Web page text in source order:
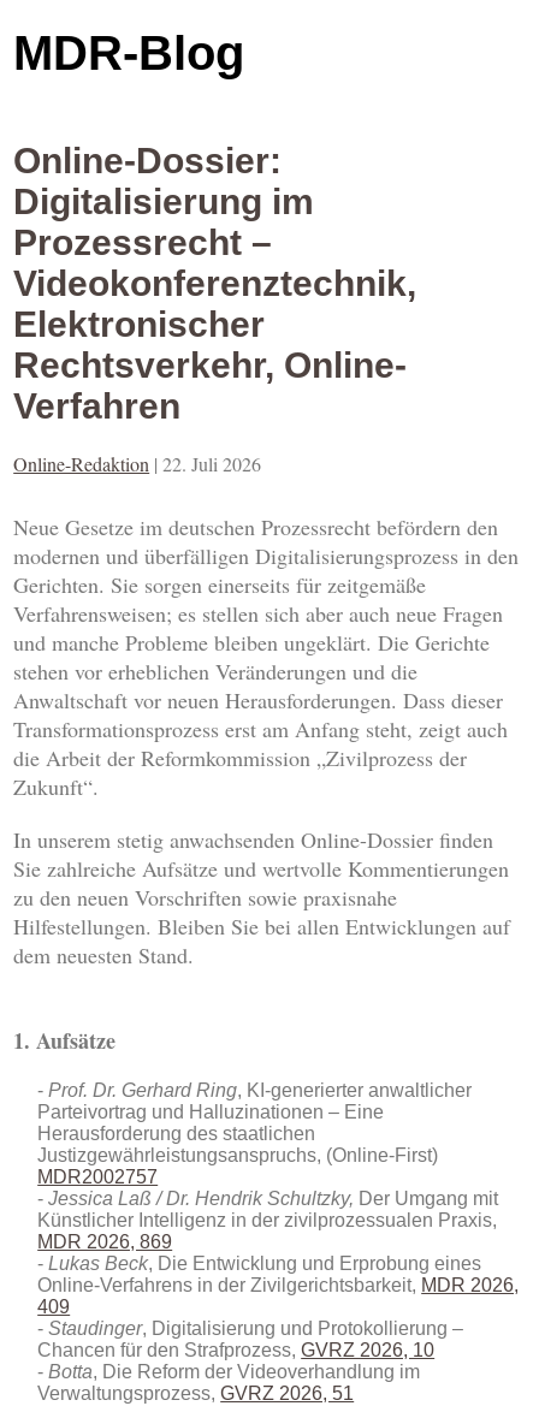
MDR-Blog
Online-Dossier:
Digitalisierung im
Prozessrecht –
Videokonferenztechnik,
Elektronischer
Rechtsverkehr, Online-
Verfahren
Online-Redaktion |22. Juli 2026
Neue Gesetze im deutschen Prozessrecht befördern den
modernen und überfälligen Digitalisierungsprozess in den
Gerichten. Sie sorgen einerseits für zeitgemäße
Verfahrensweisen; es stellen sich aber auch neue Fragen
und manche Probleme bleiben ungeklärt. Die Gerichte
stehen vor erheblichen Veränderungen und die
Anwaltschaft vor neuen Herausforderungen. Dass dieser
Transformationsprozess erst am Anfang steht, zeigt auch
die Arbeit der Reformkommission „Zivilprozess der
Zukunft“.
In unserem stetig anwachsenden Online-Dossier finden
Sie zahlreiche Aufsätze und wertvolle Kommentierungen
zu den neuen Vorschriften sowie praxisnahe
Hilfestellungen. Bleiben Sie bei allen Entwicklungen auf
dem neuesten Stand.
1. Aufsätze
Prof. Dr. Gerhard Ring, KI-generierter anwaltlicher
Parteivortrag und Halluzinationen – Eine
Herausforderung des staatlichen
Justizgewährleistungsanspruchs, (Online-First)
MDR2002757
Jessica Laß / Dr. Hendrik Schultzky, Der Umgang mit
Künstlicher Intelligenz in der zivilprozessualen Praxis,
MDR 2026, 869
Lukas Beck, Die Entwicklung und Erprobung eines
Online-Verfahrens in der Zivilgerichtsbarkeit, MDR 2026,
409
Staudinger, Digitalisierung und Protokollierung –
Chancen für den Strafprozess,GVRZ 2026, 10
Botta, Die Reform der Videoverhandlung im
Verwaltungsprozess,GVRZ 2026, 51